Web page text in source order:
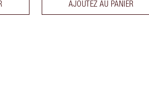
AJOUTEZ AU PANIER